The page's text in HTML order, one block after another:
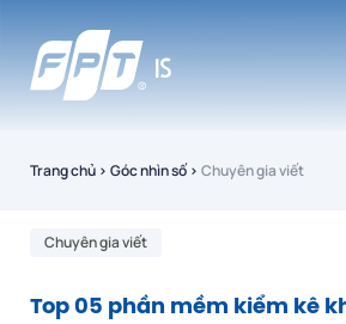
Trang chủ › Góc nhìn số› Chuyên gia viết
Chuyên gia viết
Top 05 phần mềm kiểm kê